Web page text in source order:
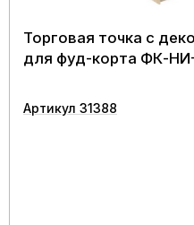
Торговая точка с
для фуд-корта ФК-
Артикул 31388